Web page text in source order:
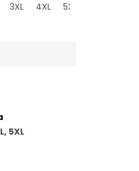
3XL 4XL 5XL
5XL